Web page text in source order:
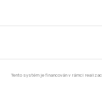
Tento systém je financován v rámci